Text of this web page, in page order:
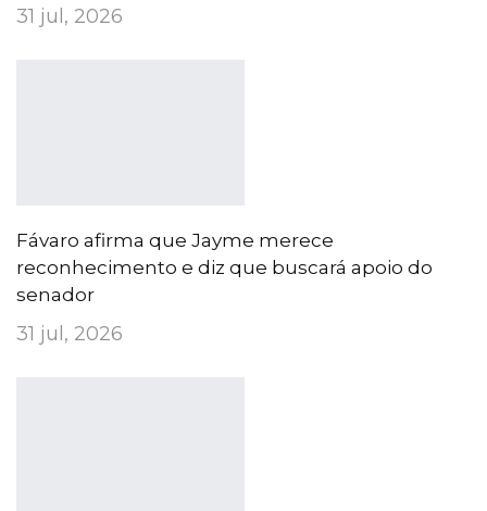
31 jul, 2026
Fávaro afirma que Jayme merece
reconhecimento e diz que buscará apoio do
senador
31 jul, 2026